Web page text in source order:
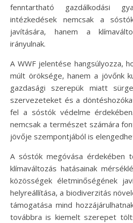
fenntartható gazdálkodási
intézkedések nemcsak a
javítására, hanem a
irányulnak.
A WWF jelentése hangsúlyozza,
múlt öröksége, hanem a jövőnk
gazdasági szerepük miatt
szervezeteket és a
fel a sóstók védelme
nemcsak a természet számára
jövője szempontjából is
A sóstók megóvása érdekében
klímaváltozás hatásainak
közösségek életminőségének
helyreállítása, a biodiverzitás
támogatása mind
továbbra is kiemelt szerepet